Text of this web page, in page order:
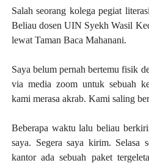
Salah seorang kolega pegiat
Beliau dosen UIN Syekh Wasil
lewat Taman Baca Mahanani.
Saya belum pernah bertemu fisik
via media zoom untuk sebuah
kami merasa akrab. Kami saling
Beberapa waktu lalu beliau
saya. Segera saya kirim. Selasa
kantor ada sebuah paket